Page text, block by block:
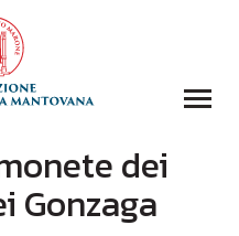
dei
Gonzaga